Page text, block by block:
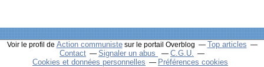
Voir le profil de Action communistesur le portail Overblog
Top articles
Contact
Signaler un abus
C.G.U.
Cookies et données personnelles
Préférences cookies